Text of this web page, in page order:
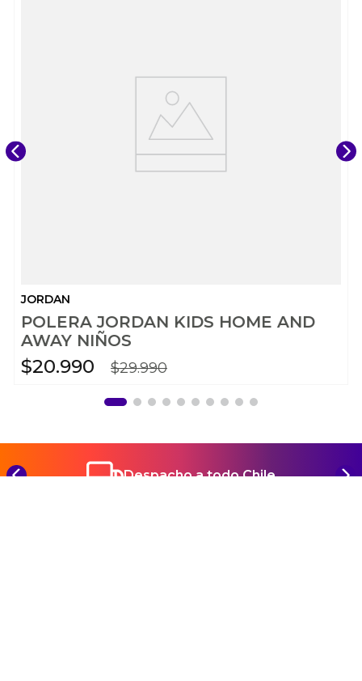
JORDAN
POLERA JORDAN KIDS HOME AND
AWAY NIÑOS
$20.990 $29.990
Despacho a todo Chile